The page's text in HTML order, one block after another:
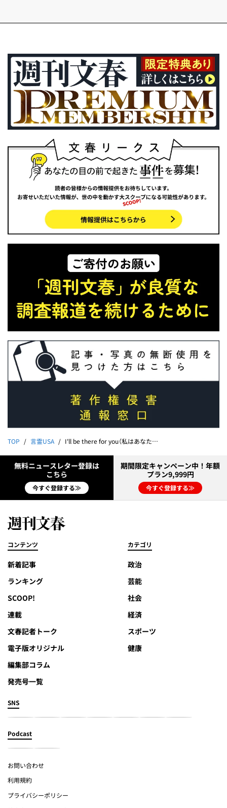
TOP 言霊USA I'll be there for you（私はあなたのそばにいくよ）
無料ニュースレター登録は
こちら
今すぐ登録する≫
期間限定キャンペーン中！年額
プラン9,999円
今すぐ登録する≫
コンテンツ
新着記事
ランキング
SCOOP!
連載
文春記者トーク
電子版オリジナル
編集部コラム
発売号一覧
カテゴリ
政治
芸能
社会
経済
スポーツ
健康
SNS
Podcast
お問い合わせ
利用規約
プライバシーポリシー